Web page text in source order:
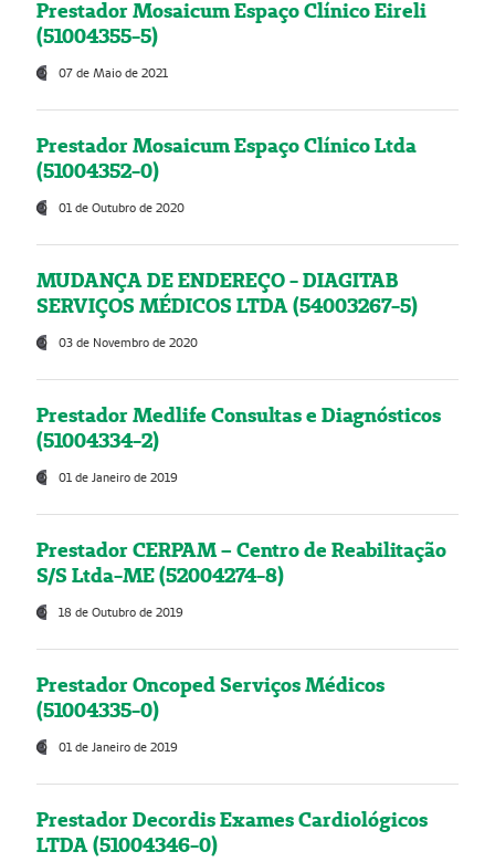
Prestador Mosaicum Espaço Clínico Eireli
(51004355-5)
07 de Maio de 2021
Prestador Mosaicum Espaço Clínico Ltda
(51004352-0)
01 de Outubro de 2020
MUDANÇA DE ENDEREÇO - DIAGITAB
SERVIÇOS MÉDICOS LTDA (54003267-5)
03 de Novembro de 2020
Prestador Medlife Consultas e Diagnósticos
(51004334-2)
01 de Janeiro de 2019
Prestador CERPAM – Centro de Reabilitação
S/S Ltda-ME (52004274-8)
18 de Outubro de 2019
Prestador Oncoped Serviços Médicos
(51004335-0)
01 de Janeiro de 2019
Prestador Decordis Exames Cardiológicos
LTDA (51004346-0)